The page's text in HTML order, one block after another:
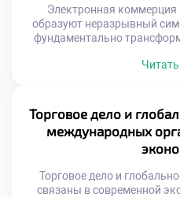
Электронная коммерция
образуют неразрывный
фундаментально
и временные границы
автоматизированным
решений возрастает
Понимание этих
профессиональных
Торговое дело и
международных
Торговое дело и
связаны в современной